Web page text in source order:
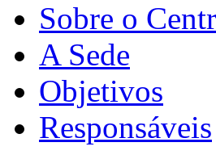
Sobre o
A Sede
Objetivos
Responsáveis